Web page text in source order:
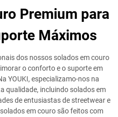
Premium para
Máximos
dos nossos solados em couro
o conforto e o suporte em
YOUKI, especializamo-nos na
qualidade, incluindo solados em
de entusiastas de streetwear e
em couro são feitos com